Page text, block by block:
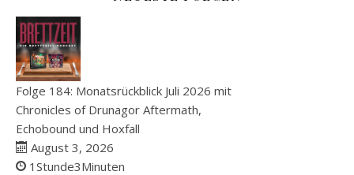
Folge 184: Monatsrückblick Juli 2026 mit
Chronicles of Drunagor Aftermath,
Echobound und Hoxfall
August 3, 2026
1Stunde3Minuten